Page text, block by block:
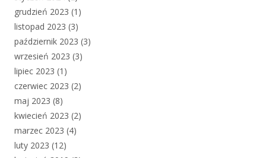
grudzień 2023 (1)
listopad 2023 (3)
październik 2023 (3)
wrzesień 2023 (3)
lipiec 2023 (1)
czerwiec 2023 (2)
maj 2023 (8)
kwiecień 2023 (2)
marzec 2023 (4)
luty 2023 (12)